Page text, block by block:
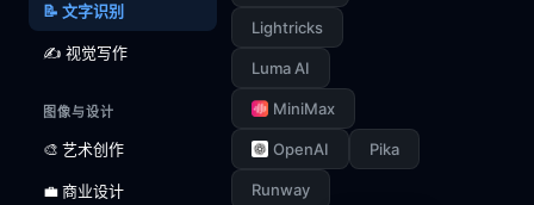
📝 文字识别
✍️ 视觉写作
图像与设计
🎨 艺术创作
💼 商业设计
Lightricks
Luma AI
MiniMax
OpenAI Pika
Runway